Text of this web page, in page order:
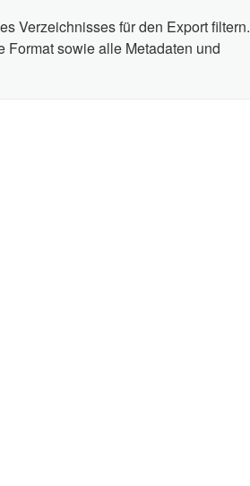
Verzeichnisses für den Export filtern.
sowie alle Metadaten und